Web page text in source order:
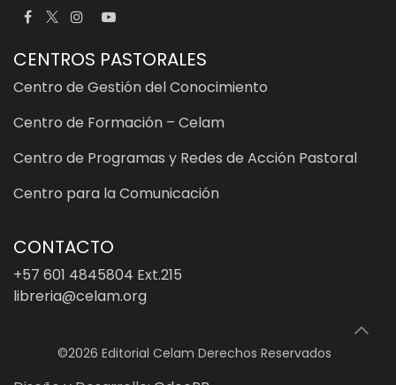
CENTROS PASTORALES
Centro de Gestión del Conocimiento
Centro de Formación – Celam
Centro de Programas y Redes de Acción Pastoral
Centro para la Comunicación
CONTACTO
+57 601 4845804 Ext.215
libreria@celam.org
©2026 Editorial Celam Derechos Reservados